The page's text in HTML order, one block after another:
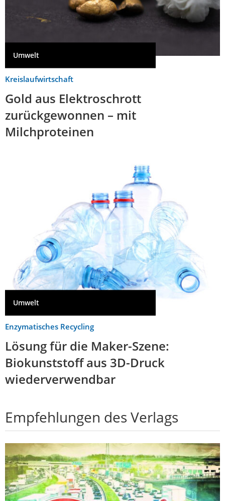
Umwelt
Kreislaufwirtschaft
Gold aus Elektroschrott
zurückgewonnen – mit
Milchproteinen
Umwelt
Enzymatisches Recycling
Lösung für die Maker-Szene:
Biokunststoff aus 3D-Druck
wiederverwendbar
Empfehlungen des Verlags